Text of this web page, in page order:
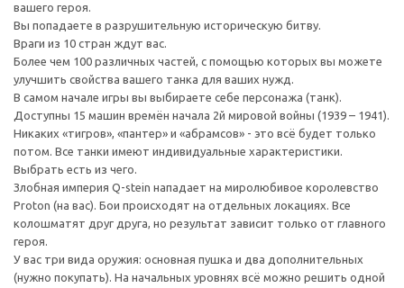
вашего героя.
Вы попадаете в разрушительную историческую битву.
Враги из 10 стран ждут вас.
Более чем 100 различных частей, с помощью которых вы можете
улучшить свойства вашего танка для ваших нужд.
В самом начале игры вы выбираете себе персонажа (танк).
Доступны 15 машин времён начала 2й мировой войны (1939 – 1941).
Никаких «тигров», «пантер» и «абрамсов» - это всё будет только
потом. Все танки имеют индивидуальные характеристики.
Выбрать есть из чего.
Злобная империя Q-stein нападает на миролюбивое королевство
Proton (на вас). Бои происходят на отдельных локациях. Все
колошматят друг друга, но результат зависит только от главного
героя.
У вас три вида оружия: основная пушка и два дополнительных
(нужно покупать). На начальных уровнях всё можно решить одной